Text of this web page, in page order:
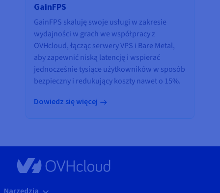
GainFPS
GainFPS skaluję swoje usługi w zakresie
wydajności w grach we współpracy z
OVHcloud, łącząc serwery VPS i Bare Metal,
aby zapewnić niską latencję i wspierać
jednocześnie tysiące użytkowników w sposób
bezpieczny i redukujący koszty nawet o 15%.
Dowiedz się więcej
Narzędzia